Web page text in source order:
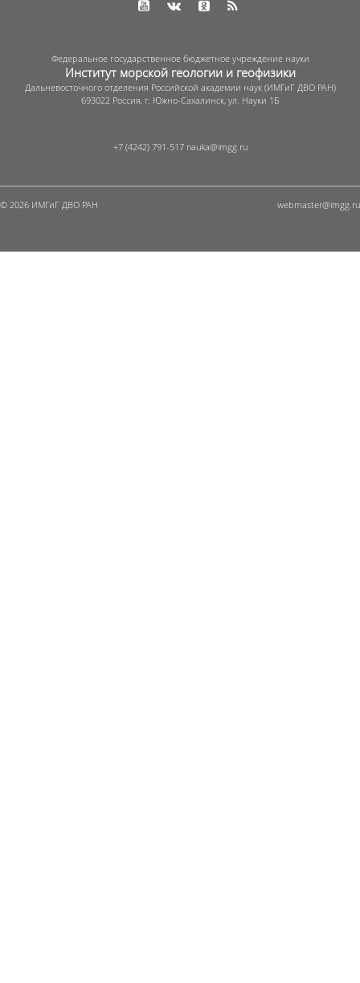
Федеральное государственное бюджетное учреждение науки
Институт морской геологии и геофизики
Дальневосточного отделения Российской академии наук (ИМГиГ ДВО РАН)
693022 Россия, г. Южно-Сахалинск, ул. Науки 1Б
+7 (4242) 791-517
© 2026 ИМГиГ ДВО РАН